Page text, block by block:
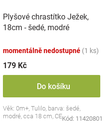
Plyšové chrastítko Ježek,
18cm - šedé, modré
momentálně nedostupné (1 ks)
179 Kč
Do košíku
Věk: 0m+, Tulilo, barva: šedé,
modré, cca 18 cm, CEKód: 11420801